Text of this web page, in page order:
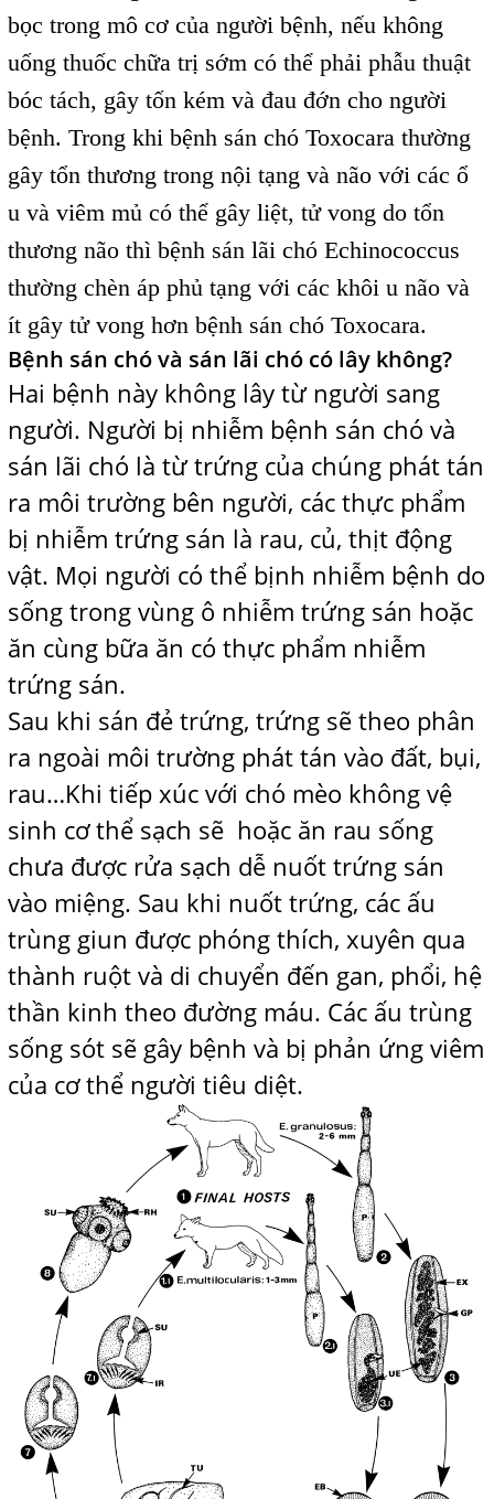
bọc trong mô cơ của người bệnh, nếu không
uống thuốc chữa trị sớm có thể phải phẫu thuật
bóc tách, gây tốn kém và đau đớn cho người
bệnh. Trong khi bệnh sán chó Toxocara thường
gây tổn thương trong nội tạng và não với các ổ
u và viêm mủ có thể gây liệt, tử vong do tổn
thương não thì bệnh sán lãi chó Echinococcus
thường chèn áp phủ tạng với các khôi u não và
ít gây tử vong hơn bệnh sán chó Toxocara.
Bệnh sán chó và sán lãi chó có lây không?
Hai bệnh này không lây từ người sang
người. Người bị nhiễm bệnh sán chó và
sán lãi chó là từ trứng của chúng phát tán
ra môi trường bên người, các thực phẩm
bị nhiễm trứng sán là rau, củ, thịt động
vật. Mọi người có thể bịnh nhiễm bệnh do
sống trong vùng ô nhiễm trứng sán hoặc
ăn cùng bữa ăn có thực phẩm nhiễm
trứng sán.
Sau khi sán đẻ trứng, trứng sẽ theo phân
ra ngoài môi trường phát tán vào đất, bụi,
rau…Khi tiếp xúc với chó mèo không vệ
sinh cơ thể sạch sẽ hoặc ăn rau sống
chưa được rửa sạch dễ nuốt trứng sán
vào miệng. Sau khi nuốt trứng, các ấu
trùng giun được phóng thích, xuyên qua
thành ruột và di chuyển đến gan, phổi, hệ
thần kinh theo đường máu. Các ấu trùng
sống sót sẽ gây bệnh và bị phản ứng viêm
của cơ thể người tiêu diệt.